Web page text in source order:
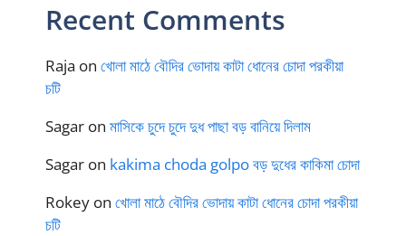
Recent Comments
Raja on খোলা মাঠে বৌদির ভোদায় কাটা ধোনের চোদা পরকীয়া
চটি
Sagar on মাসিকে চুদে চুদে দুধ পাছা বড় বানিয়ে দিলাম
Sagar on kakima choda golpo বড় দুধের কাকিমা চোদা
Rokey on খোলা মাঠে বৌদির ভোদায় কাটা ধোনের চোদা পরকীয়া
চটি